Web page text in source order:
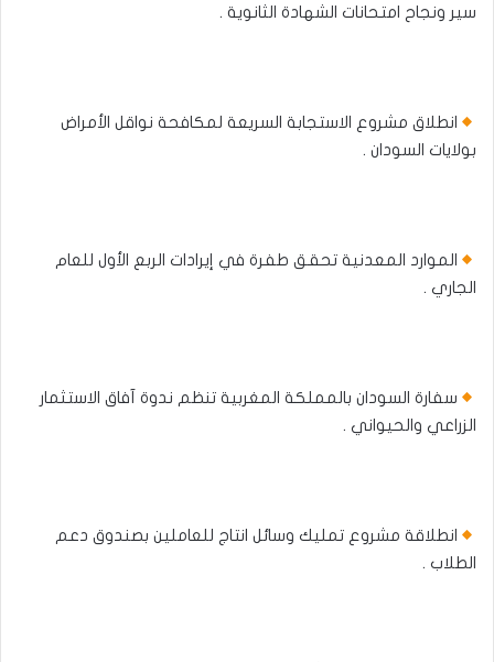
سير ونجاح امتحانات الشهادة الثانوية .
انطلاق مشروع الاستجابة السريعة لمكافحة نواقل الأمراض
بولايات السودان .
الموارد المعدنية تحقق طفرة في إيرادات الربع الأول للعام
الجاري .
سفارة السودان بالمملكة المغربية تنظم ندوة آفاق الاستثمار
الزراعي والحيواني .
انطلاقة مشروع تمليك وسائل انتاج للعاملين بصندوق دعم
الطلاب .